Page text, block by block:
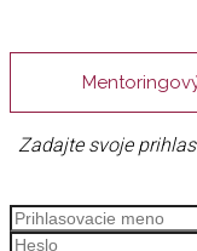
Zadajte svoje